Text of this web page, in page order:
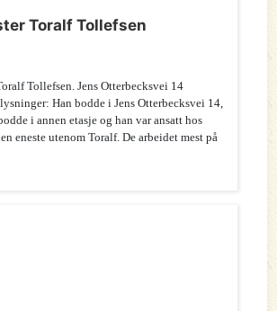
Toralf Tollefsen
Tollefsen. Jens Otterbecksvei 14
Han bodde i Jens Otterbecksvei 14,
i annen etasje og han var ansatt hos
eneste utenom Toralf. De arbeidet mest på